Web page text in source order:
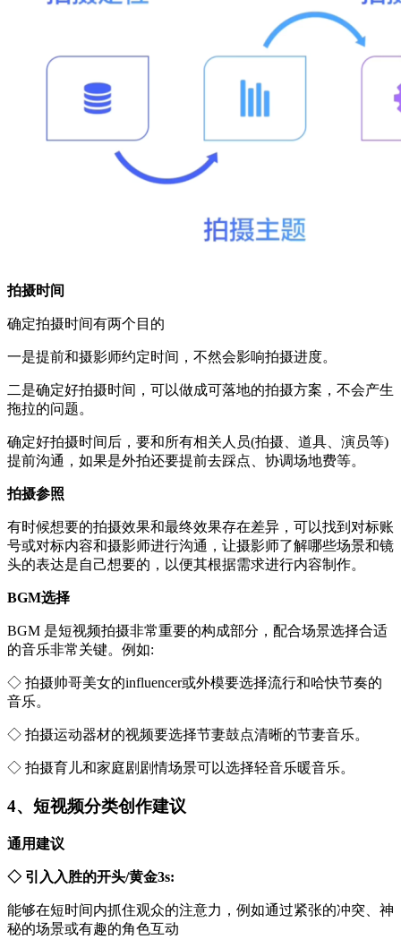
拍摄时间
确定拍摄时间有两个目的
一是提前和摄影师约定时间，不然会影响拍摄进度。
二是确定好拍摄时间，可以做成可落地的拍摄方案，不会产生
拖拉的问题。
确定好拍摄时间后，要和所有相关人员(拍摄、道具、演员等)
提前沟通，如果是外拍还要提前去踩点、协调场地费等。
拍摄参照
有时候想要的拍摄效果和最终效果存在差异，可以找到对标账
号或对标内容和摄影师进行沟通，让摄影师了解哪些场景和镜
头的表达是自己想要的，以便其根据需求进行内容制作。
BGM选择
BGM 是短视频拍摄非常重要的构成部分，配合场景选择合适
的音乐非常关键。例如:
◇ 拍摄帅哥美女的influencer或外模要选择流行和哈快节奏的
音乐。
◇ 拍摄运动器材的视频要选择节妻鼓点清晰的节妻音乐。
◇ 拍摄育儿和家庭剧剧情场景可以选择轻音乐暖音乐。
4、短视频分类创作建议
通用建议
◇ 引入入胜的开头/黄金3s:
能够在短时间内抓住观众的注意力，例如通过紧张的冲突、神
秘的场景或有趣的角色互动